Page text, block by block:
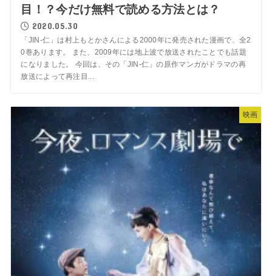
目！？今だけ無料で読める方法とは？
2020.05.30
「JIN-仁」は村上もとかさんによる2000年に発売された漫画で、全2
0巻あります。 また、2009年には地上波で放送されたことでも話題
になりました。 今回は、その「JIN-仁」の原作マンガがドラマの再
放送によって再注目...
映画